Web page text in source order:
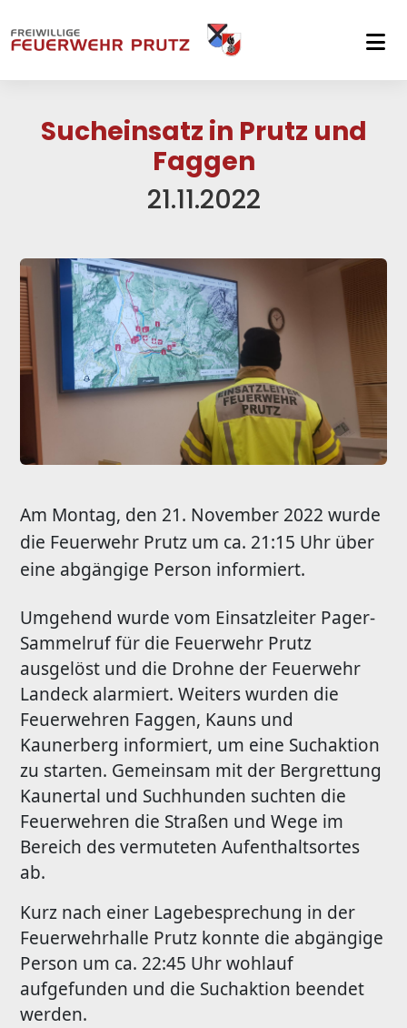
Sucheinsatz in Prutz und
Faggen
21.11.2022
Am Montag, den 21. November 2022 wurde
die Feuerwehr Prutz um ca. 21:15 Uhr über
eine abgängige Person informiert.
Umgehend wurde vom Einsatzleiter Pager-
Sammelruf für die Feuerwehr Prutz
ausgelöst und die Drohne der Feuerwehr
Landeck alarmiert. Weiters wurden die
Feuerwehren Faggen, Kauns und
Kaunerberg informiert, um eine Suchaktion
zu starten. Gemeinsam mit der Bergrettung
Kaunertal und Suchhunden suchten die
Feuerwehren die Straßen und Wege im
Bereich des vermuteten Aufenthaltsortes
ab.
Kurz nach einer Lagebesprechung in der
Feuerwehrhalle Prutz konnte die abgängige
Person um ca. 22:45 Uhr wohlauf
aufgefunden und die Suchaktion beendet
werden.